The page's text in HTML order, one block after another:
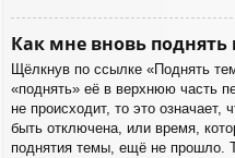
Как мне вновь
Щёлкнув по ссылке «Поднять
«поднять» её в верхнюю часть
не происходит, то это означает,
быть отключена, или время,
поднятия темы, ещё не прошло.